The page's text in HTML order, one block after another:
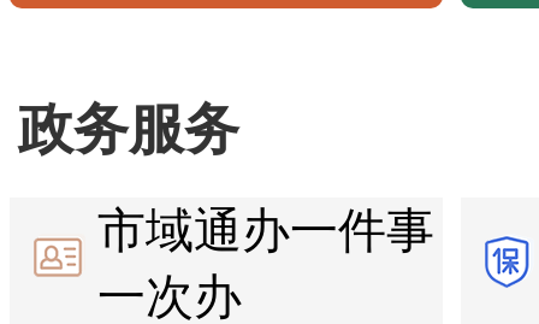
政务服务
市域通办一件事
一次办